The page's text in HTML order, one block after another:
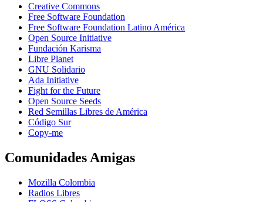
Creative Commons
Free Software Foundation
Free Software Foundation Latino América
Open Source Initiative
Fundación Karisma
Libre Planet
GNU Solidario
Ada Initiative
Fight for the Future
Open Source Seeds
Red Semillas Libres de América
официальный
лучшего
в
онлайн
казино
Código Sur
Copy-me
Comunidades Amigas
Mozilla Colombia
Radios Libres